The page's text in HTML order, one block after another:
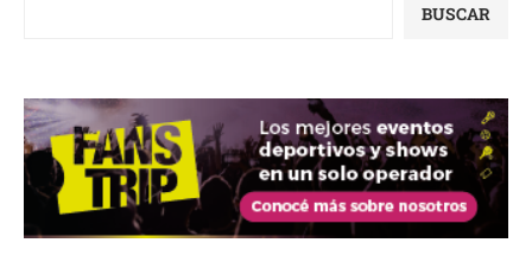
BUSCAR